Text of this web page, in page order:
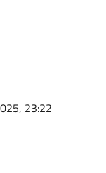
23:22